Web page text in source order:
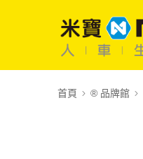
首頁 ®️ 品牌館